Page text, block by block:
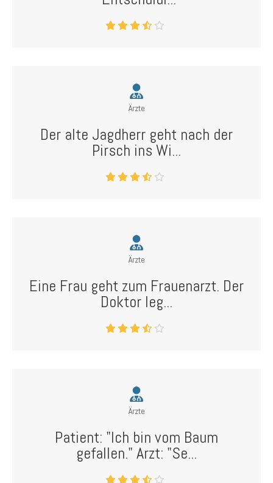
Ärzte
Der alte Jagdherr geht nach der
Pirsch ins Wi...
Ärzte
Eine Frau geht zum Frauenarzt. Der
Doktor leg...
Ärzte
Patient: "Ich bin vom Baum
gefallen." Arzt: "Se...